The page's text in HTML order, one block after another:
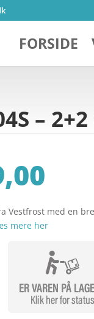
FORSIDE
–
Vestfrost med en
mere her